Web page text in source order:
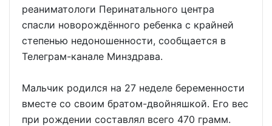
реаниматологи Перинатального центра
спасли новорождённого ребенка с крайней
степенью недоношенности, сообщается в
Телеграм-канале Минздрава.
Мальчик родился на 27 неделе беременности
вместе со своим братом-двойняшкой. Его вес
при рождении составлял всего 470 грамм.